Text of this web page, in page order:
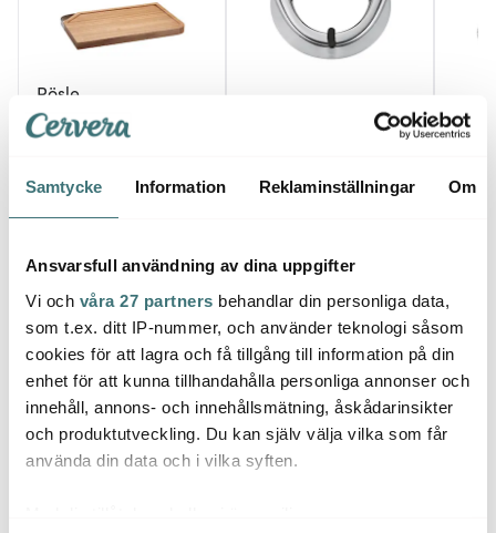
Samtycke Information Reklaminställningar Om
Ansvarsfull användning av dina uppgifter
Vi och våra 27 partners behandlar din personliga data,
som t.ex. ditt IP-nummer, och använder teknologi såsom
cookies för att lagra och få tillgång till information på din
enhet för att kunna tillhandahålla personliga annonser och
innehåll, annons- och innehållsmätning, åskådarinsikter
och produktutveckling. Du kan själv välja vilka som får
använda din data och i vilka syften.
Rösle
Skärbräda med
handtag 36x24 cm
1159 kr
Pizzaskärare 14 cm Stål
579 kr
Rösle
237
Låt dig inspireras av våra kunder